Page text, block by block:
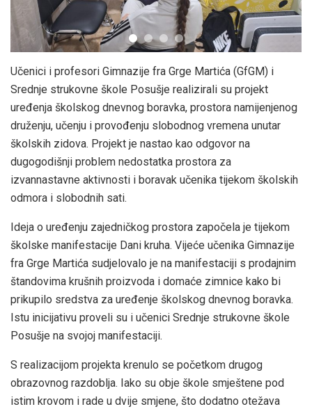
Učenici i profesori Gimnazije fra Grge Martića (GfGM) i
Srednje strukovne škole Posušje realizirali su projekt
uređenja školskog dnevnog boravka, prostora namijenjenog
druženju, učenju i provođenju slobodnog vremena unutar
školskih zidova. Projekt je nastao kao odgovor na
dugogodišnji problem nedostatka prostora za
izvannastavne aktivnosti i boravak učenika tijekom školskih
odmora i slobodnih sati.
Ideja o uređenju zajedničkog prostora započela je tijekom
školske manifestacije Dani kruha. Vijeće učenika Gimnazije
fra Grge Martića sudjelovalo je na manifestaciji s prodajnim
štandovima krušnih proizvoda i domaće zimnice kako bi
prikupilo sredstva za uređenje školskog dnevnog boravka.
Istu inicijativu proveli su i učenici Srednje strukovne škole
Posušje na svojoj manifestaciji.
S realizacijom projekta krenulo se početkom drugog
obrazovnog razdoblja. Iako su obje škole smještene pod
istim krovom i rade u dvije smjene, što dodatno otežava